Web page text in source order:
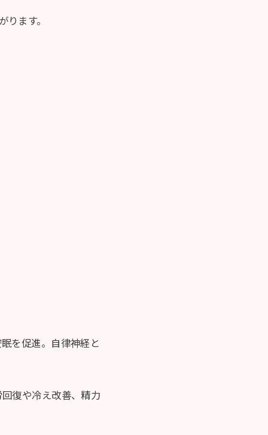
ります。
を促進。自律神経と
復や冷え改善、精力